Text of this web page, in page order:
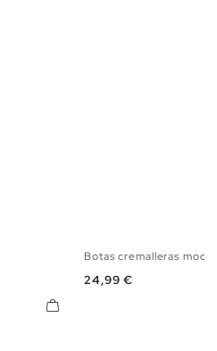
Botas cremalleras moda
Precio
24,99 €